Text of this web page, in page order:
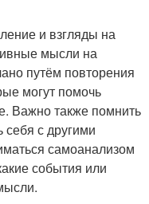
и взгляды на
мысли на
путём повторения
могут помочь
Важно также помнить
себя с другими
самоанализом
события или